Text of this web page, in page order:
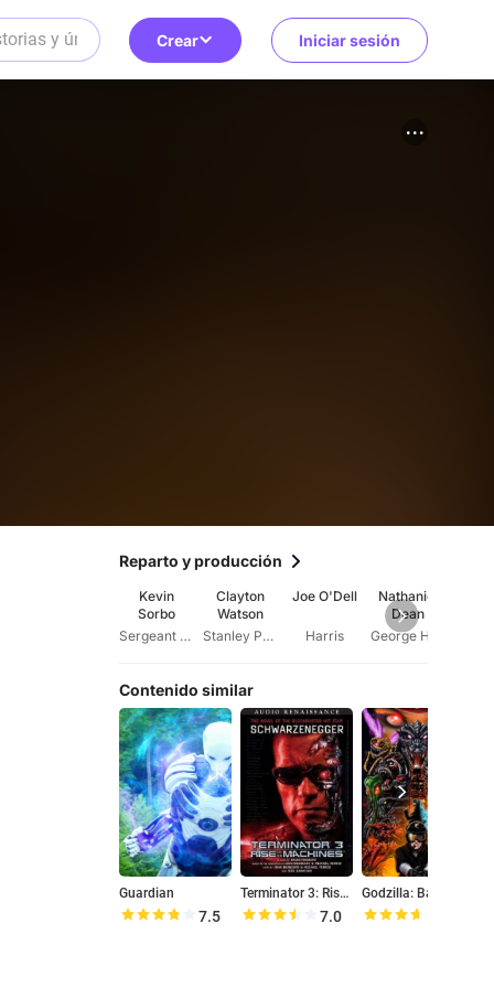
Crear Iniciar sesión
Reparto y producción
Kevin
Sorbo
Sergeant Combes
Clayton
Watson
Stanley Peters
Joe O'Dell
Harris
Nathaniel
Dean
Contenido similar
Guardian
7.5
Terminator 3: Rise of the Machines
7.0